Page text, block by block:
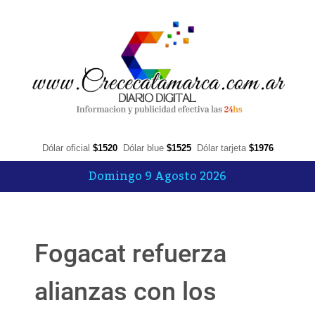
Dólar oficial $1520 Dólar blue $1525 Dólar tarjeta $1976
Domingo 9 Agosto 2026
Fogacat refuerza
alianzas con los